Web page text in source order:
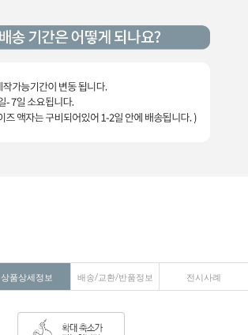
상품상세정보 배송/교환/반품정보 전시사례